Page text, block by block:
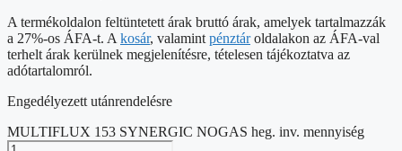
A termékoldalon feltüntetett árak bruttó árak, amelyek tartalmazzák
a 27%-os ÁFA-t. A kosár, valamint pénztároldalakon az ÁFA-val
terhelt árak kerülnek megjelenítésre, tételesen tájékoztatva az
adótartalomról.
Engedélyezett utánrendelésre
MULTIFLUX 153 SYNERGIC NOGAS heg. inv. mennyiség